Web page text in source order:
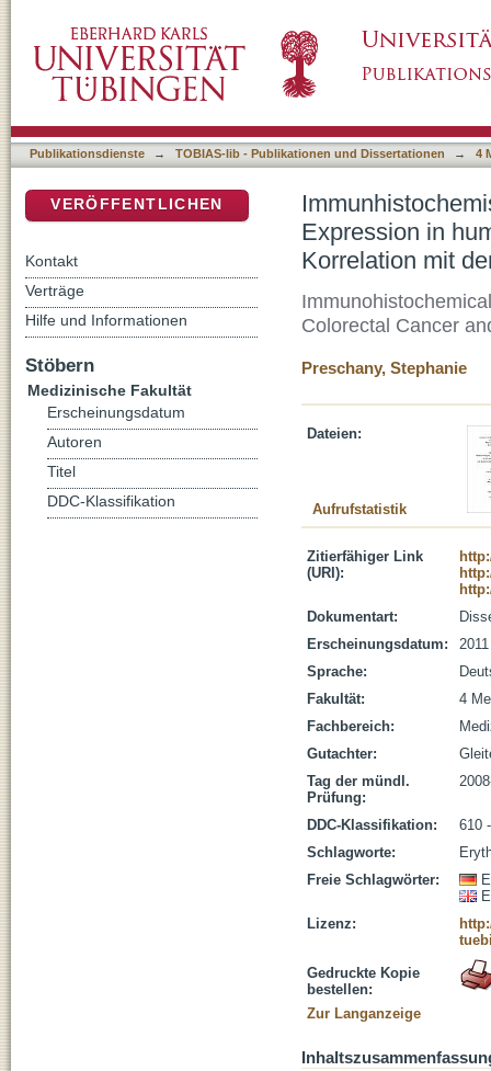
kolorektalen Karzinomen und deren
Publikationsdienste → TOBIAS-lib - Publikationen und Dissertationen → 4
Expression in
Korrelation mit
Colorectal Cancer
Preschany, Stephanie
Dateien:
Aufrufstatistik
Zitierfähiger Link
(URI):
Dokumentart:
Erscheinungsdatum:
2011
Sprache:
Fakultät:
4
Fachbereich:
Gutachter:
Tag der mündl.
Prüfung:
DDC-Klassifikation:
610
Schlagworte:
Freie Schlagwörter:
Lizenz:
Gedruckte Kopie
bestellen:
Zur Langanzeige
VERÖFFENTLICHEN
Kontakt
Verträge
Hilfe und Informationen
Stöbern
Medizinische Fakultät
Erscheinungsdatum
Autoren
Titel
DDC-Klassifikation